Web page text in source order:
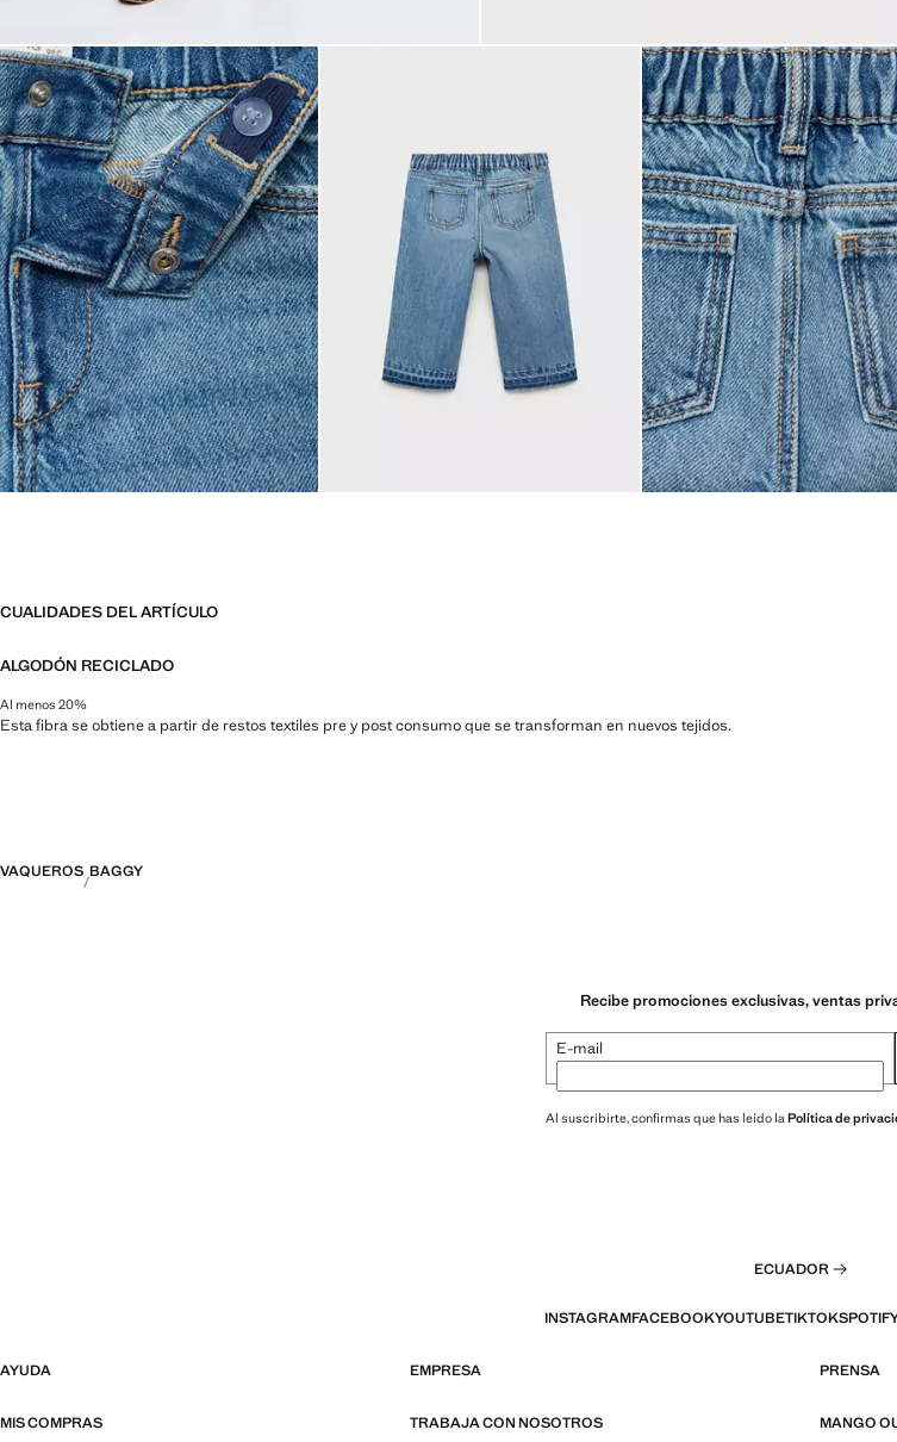
CUALIDADES DEL ARTÍCULO
ALGODÓN RECICLADO
Al menos 20%
Esta fibra se obtiene a partir de restos textiles pre y post consumo que se transforman en nuevos tejidos.
VAQUEROS BAGGY
Recibe promociones exclusivas, ventas
E-mail
Al suscribirte, confirmas que has leído la Política de
ECUADOR
INSTAGRAMFACEBOOKYOUTUBETIKTOK
AYUDA EMPRESA PRENSA
MIS COMPRAS TRABAJA CON NOSOTROS MANGO